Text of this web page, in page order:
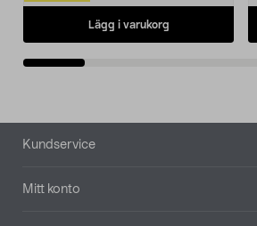
Lägg i varukorg
Sidfot
Kundservice
Mitt konto